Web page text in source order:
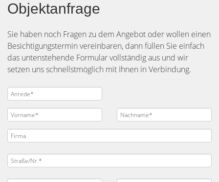
Objektanfrage
Sie haben noch Fragen zu dem Angebot oder wollen einen
Besichtigungstermin vereinbaren, dann füllen Sie einfach
das untenstehende Formular vollständig aus und wir
setzen uns schnellstmöglich mit Ihnen in Verbindung.